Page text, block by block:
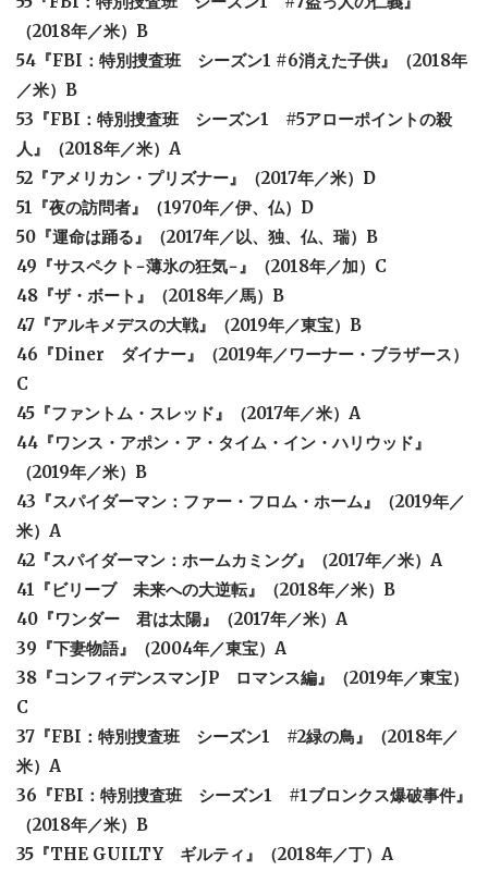
（2018年／米）B
54『FBI：特別捜査班 シーズン1 #6消えた子供』（2018年
／米）B
53『FBI：特別捜査班 シーズン1 #5アローポイントの殺
人』（2018年／米）A
52『アメリカン・プリズナー』（2017年／米）D
51『夜の訪問者』（1970年／伊、仏）D
50『運命は踊る』（2017年／以、独、仏、瑞）B
49『サスペクト−薄氷の狂気−』（2018年／加）C
48『ザ・ボート』（2018年／馬）B
47『アルキメデスの大戦』（2019年／東宝）B
46『Diner ダイナー』（2019年／ワーナー・ブラザース）
C
45『ファントム・スレッド』（2017年／米）A
44『ワンス・アポン・ア・タイム・イン・ハリウッド』
（2019年／米）B
43『スパイダーマン：ファー・フロム・ホーム』（2019年／
米）A
42『スパイダーマン：ホームカミング』（2017年／米）A
41『ビリーブ 未来への大逆転』（2018年／米）B
40『ワンダー 君は太陽』（2017年／米）A
39『下妻物語』（2004年／東宝）A
38『コンフィデンスマンJP ロマンス編』（2019年／東宝）
C
37『FBI：特別捜査班 シーズン1 #2緑の鳥』（2018年／
米）A
36『FBI：特別捜査班 シーズン1 #1ブロンクス爆破事件』
（2018年／米）B
35『THE GUILTY ギルティ』（2018年／丁）A